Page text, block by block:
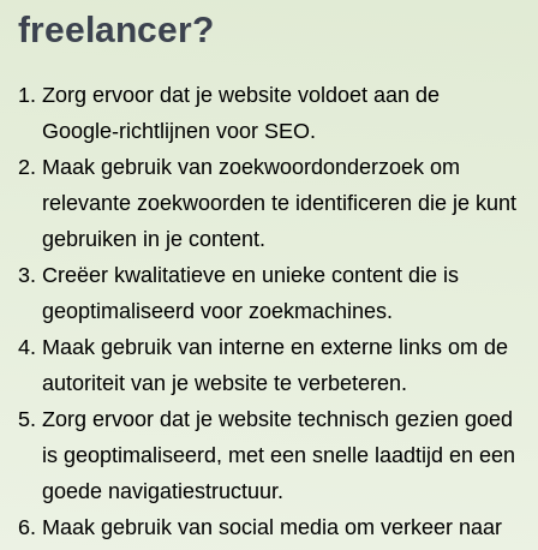
freelancer?
Zorg ervoor dat je website voldoet aan de
Google-richtlijnen voor SEO.
Maak gebruik van zoekwoordonderzoek om
relevante zoekwoorden te identificeren die je kunt
gebruiken in je content.
Creëer kwalitatieve en unieke content die is
geoptimaliseerd voor zoekmachines.
Maak gebruik van interne en externe links om de
autoriteit van je website te verbeteren.
Zorg ervoor dat je website technisch gezien goed
is geoptimaliseerd, met een snelle laadtijd en een
goede navigatiestructuur.
Maak gebruik van social media om verkeer naar